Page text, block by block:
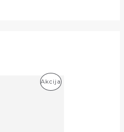
AkcijaP